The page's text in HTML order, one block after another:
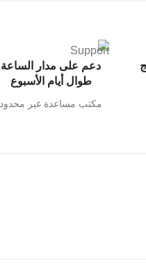
دعم على مدار الساعة
طوال أيام الأسبوع
مكتب مساعدة غير محدود